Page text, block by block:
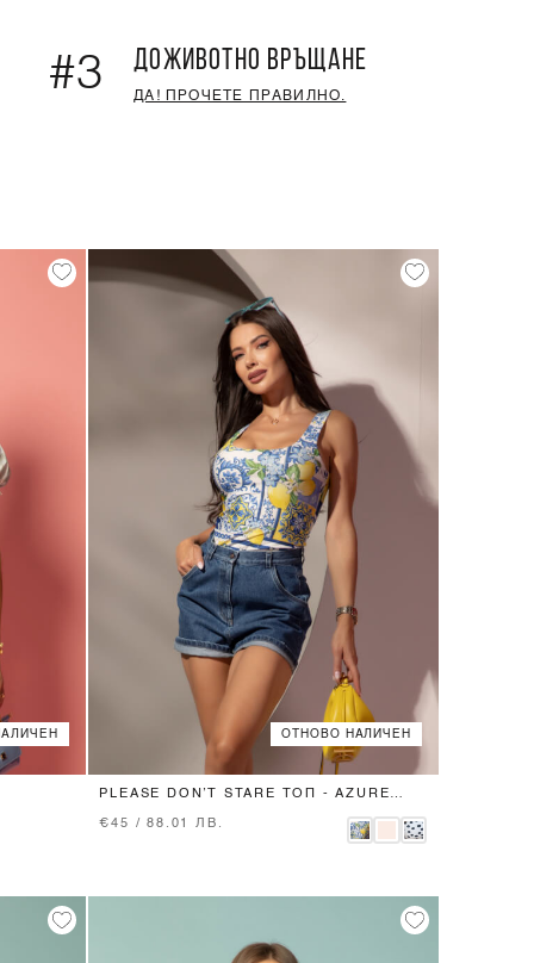
#3 ДОЖИВОТНО ВРЪЩАНЕ
ДА! ПРОЧЕТЕ ПРАВИЛНО.
ОТНОВО НАЛИЧЕН
XS M L
PLEASE DON’T STARE ТОП - AZURE
€45 / 88.01 ЛВ.